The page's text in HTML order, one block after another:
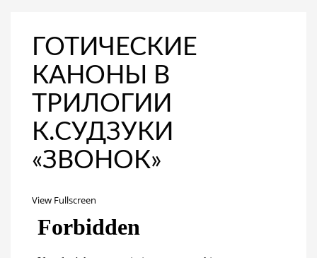
ГОТИЧЕСКИЕ
КАНОНЫ В
ТРИЛОГИИ
К.СУДЗУКИ
«ЗВОНОК»
View Fullscreen